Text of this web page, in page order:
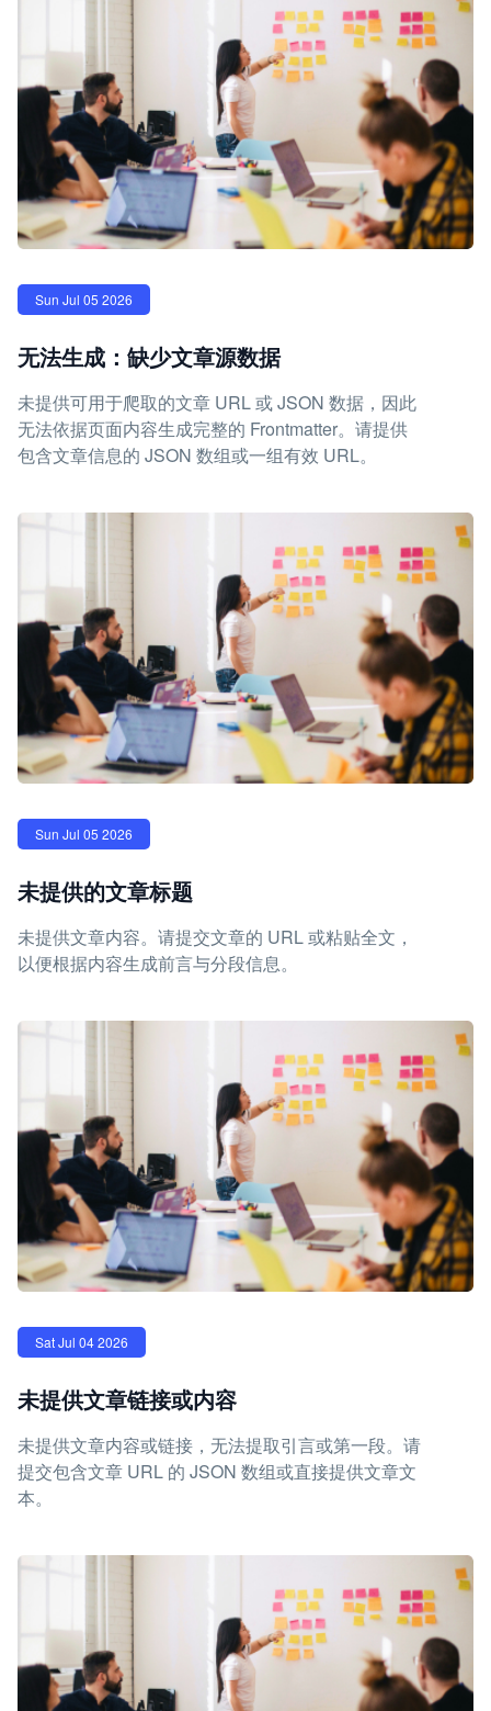
Sun Jul 05 2026
无法生成：缺少文章源数据
未提供可用于爬取的文章 URL 或 JSON 数据，因此
无法依据页面内容生成完整的 Frontmatter。请提供
包含文章信息的 JSON 数组或一组有效 URL。
Sun Jul 05 2026
未提供的文章标题
未提供文章内容。请提交文章的 URL 或粘贴全文，
以便根据内容生成前言与分段信息。
Sat Jul 04 2026
未提供文章链接或内容
未提供文章内容或链接，无法提取引言或第一段。请
提交包含文章 URL 的 JSON 数组或直接提供文章文
本。